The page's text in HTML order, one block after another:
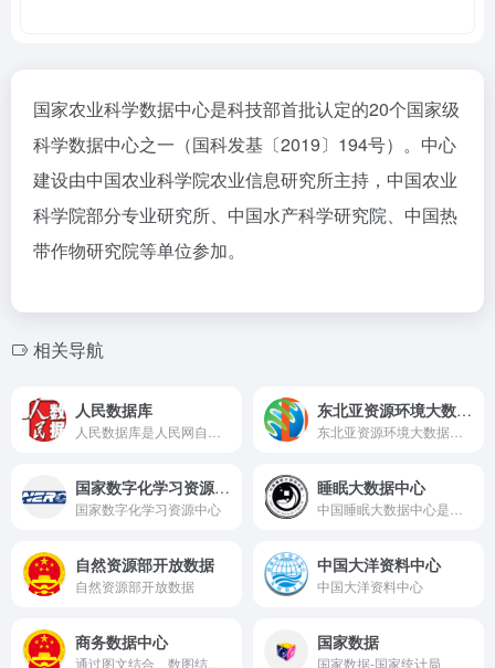
国家农业科学数据中心是科技部首批认定的20个国家级
科学数据中心之一（国科发基〔2019〕194号）。中心
建设由中国农业科学院农业信息研究所主持，中国农业
科学院部分专业研究所、中国水产科学研究院、中国热
带作物研究院等单位参加。
相关导航
人民数据库 东北亚资源环境大数据中心
国家数字化学习资源中心
国家数字化学习资源中心
睡眠大数据中心
自然资源部开放数据
自然资源部开放数据
中国大洋资料中心
中国大洋资料中心
商务数据中心 国家数据
国家数据-国家统计局